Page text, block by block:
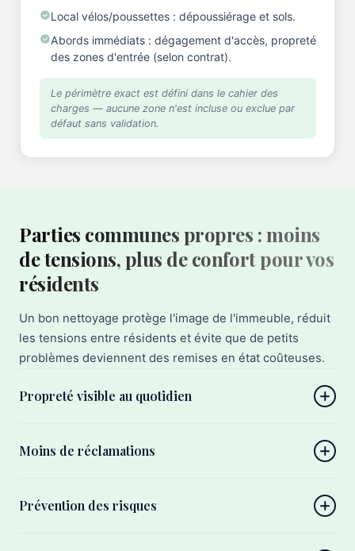
Local vélos/poussettes : dépoussiérage et sols.
Abords immédiats : dégagement d'accès, propreté
des zones d'entrée (selon contrat).
Le périmètre exact est défini dans le cahier des
charges — aucune zone n'est incluse ou exclue par
défaut sans validation.
Parties communes propres : moins
de tensions, plus de confort pour vos
résidents
Un bon nettoyage protège l'image de l'immeuble, réduit
les tensions entre résidents et évite que de petits
problèmes deviennent des remises en état coûteuses.
Propreté visible au quotidien
Moins de réclamations
Prévention des risques